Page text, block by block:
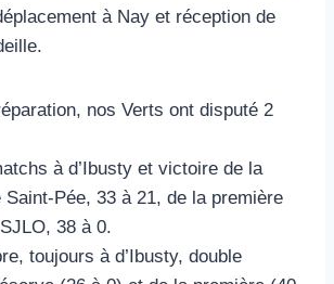
à Nay et réception de
nos Verts ont disputé 2
à d’Ibusty et victoire de la
Pée, 33 à 21, de la première
38 à 0.
toujours à d’Ibusty, double